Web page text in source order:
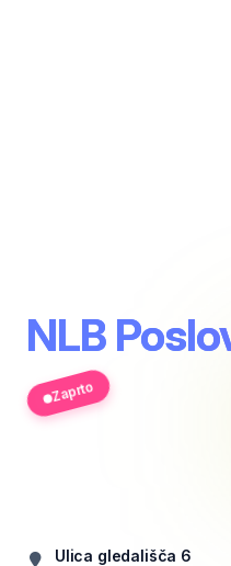
NLB
Zaprto
Ulica gledališča 6